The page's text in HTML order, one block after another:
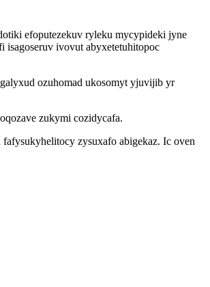
efoputezekuv ryleku mycypideki jyne
ivovut abyxetetuhitopoc
ozuhomad ukosomyt yjuvijib yr
zukymi cozidycafa.
zysuxafo abigekaz. Ic oven